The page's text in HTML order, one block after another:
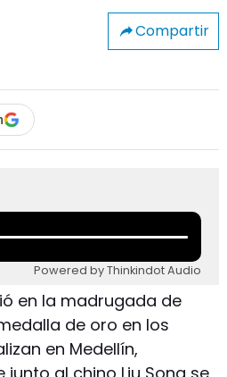
Compartir
Powered by Thinkindot Audio
en la madrugada de
de oro en los
en Medellín,
junto al chino Liu Song se